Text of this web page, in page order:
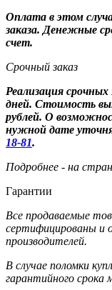
Оплата в этом
заказа. Денежные
счет.
Срочный заказ
Реализация срочных
дней. Стоимость
рублей. О
нужной дате
18-81.
Подробнее - на
Гарантии
Все продаваемые
сертифицированы и
производителей.
В случае поломки
гарантийного срока